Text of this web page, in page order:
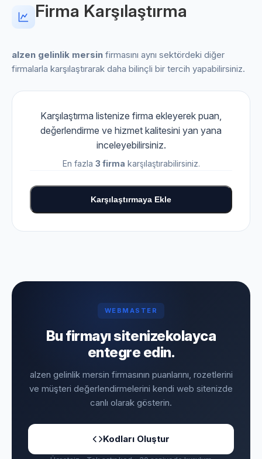
Firma Karşılaştırma
alzen gelinlik mersin firmasını aynı sektördeki diğer
firmalarla karşılaştırarak daha bilinçli bir tercih yapabilirsiniz.
Karşılaştırma listenize firma ekleyerek puan,
değerlendirme ve hizmet kalitesini yan yana
inceleyebilirsiniz.
En fazla 3 firma karşılaştırabilirsiniz.
Karşılaştırmaya Ekle
WEBMASTER
Bu firmayı sitenizekolayca
entegre edin.
alzen gelinlik mersin firmasının puanlarını, rozetlerini
ve müşteri değerlendirmelerini kendi web sitenizde
canlı olarak gösterin.
Kodları Oluştur